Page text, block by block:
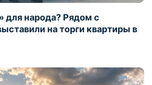
для народа? Рядом с
на торги квартиры в